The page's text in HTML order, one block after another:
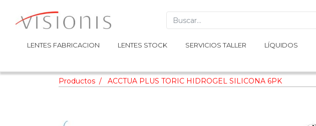
LENTES FABRICACION LENTES STOCK SERVICIOS TALLER LÍQUIDOS
LENTES FABRICACION LENTES STOCK SERVICIOS TALLER LÍQUIDOS
Productos ACCTUA PLUS TORIC HIDROGEL SILICONA 6PK